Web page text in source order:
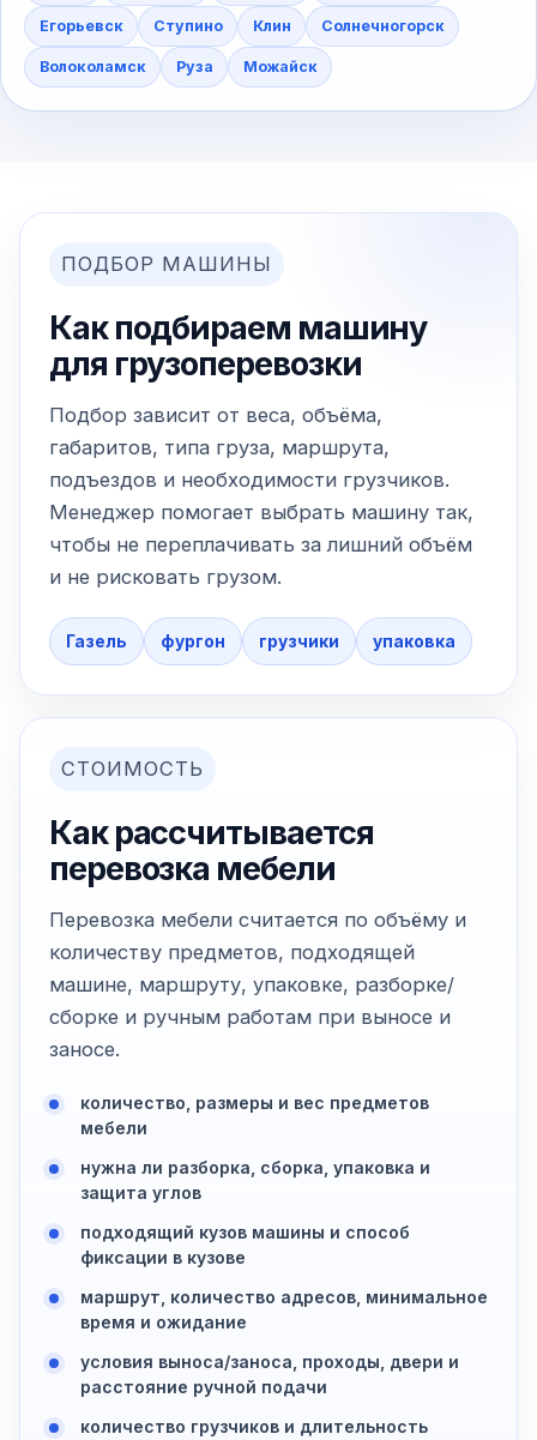
Егорьевск Ступино Клин Солнечногорск
Волоколамск Руза Можайск
ПОДБОР МАШИНЫ
Как подбираем машину
для грузоперевозки
Подбор зависит от веса, объёма,
габаритов, типа груза, маршрута,
подъездов и необходимости грузчиков.
Менеджер помогает выбрать машину так,
чтобы не переплачивать за лишний объём
и не рисковать грузом.
Газель фургон грузчики упаковка
СТОИМОСТЬ
Как рассчитывается
перевозка мебели
Перевозка мебели считается по объёму и
количеству предметов, подходящей
машине, маршруту, упаковке, разборке/
сборке и ручным работам при выносе и
заносе.
количество, размеры и вес предметов
мебели
нужна ли разборка, сборка, упаковка и
защита углов
подходящий кузов машины и способ
фиксации в кузове
маршрут, количество адресов, минимальное
время и ожидание
условия выноса/заноса, проходы, двери и
расстояние ручной подачи
количество грузчиков и длительность